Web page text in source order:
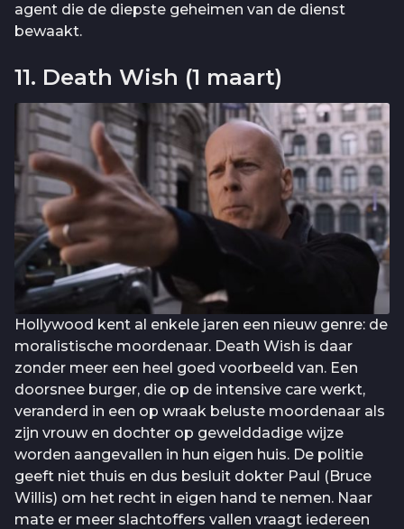
agent die de diepste geheimen van de dienst
bewaakt.
11. Death Wish (1 maart)
Hollywood kent al enkele jaren een nieuw genre: de
moralistische moordenaar. Death Wish is daar
zonder meer een heel goed voorbeeld van. Een
doorsnee burger, die op de intensive care werkt,
veranderd in een op wraak beluste moordenaar als
zijn vrouw en dochter op gewelddadige wijze
worden aangevallen in hun eigen huis. De politie
geeft niet thuis en dus besluit dokter Paul (Bruce
Willis) om het recht in eigen hand te nemen. Naar
mate er meer slachtoffers vallen vraagt iedereen